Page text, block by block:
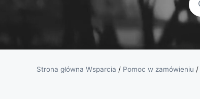
sportowe
&amp;
Strona główna Wsparcia / Pomoc w zamówieniu /